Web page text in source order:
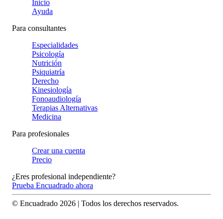
Inicio
Ayuda
Para consultantes
Especialidades
Psicología
Nutrición
Psiquiatría
Derecho
Kinesiología
Fonoaudiología
Terapias Alternativas
Medicina
Para profesionales
Crear una cuenta
Precio
¿Eres profesional independiente?
Prueba Encuadrado ahora
© Encuadrado 2026 | Todos los derechos reservados.